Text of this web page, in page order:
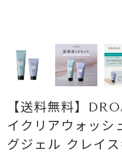
【送料無料】
イクリアウォッシ
グジェル クレイ